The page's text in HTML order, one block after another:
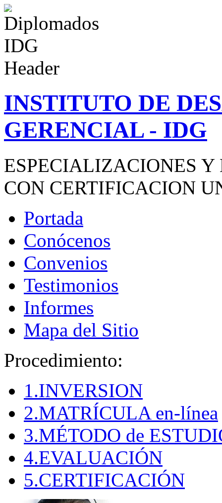
INSTITUTO DE
GERENCIAL - IDG
ESPECIALIZACIONES
CON CERTIFICACION
Portada
Conócenos
Convenios
Testimonios
Informes
Mapa del Sitio
Procedimiento:
1.INVERSION
2.MATRÍCULA en-línea
3.MÉTODO de
4.EVALUACIÓN
5.CERTIFICACIÓN